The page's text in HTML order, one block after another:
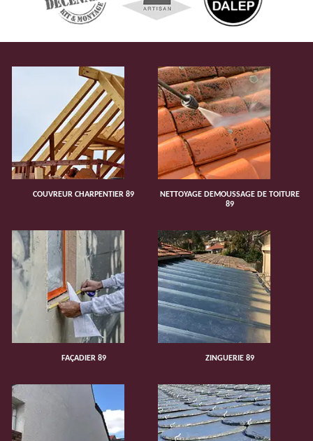
COUVREUR CHARPENTIER 89
NETTOYAGE DEMOUSSAGE DE TOITURE
89
FAÇADIER 89 ZINGUERIE 89